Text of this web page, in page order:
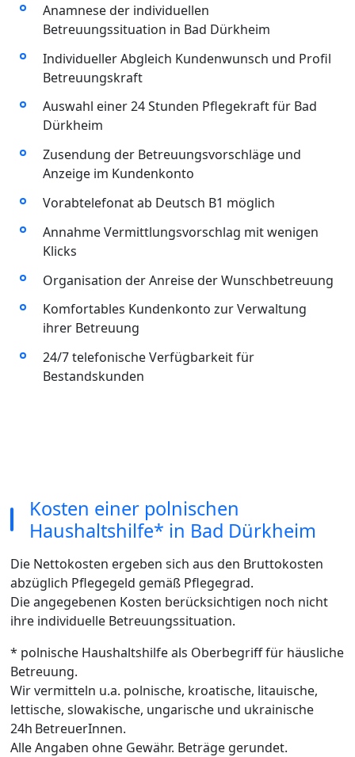
Anamnese der individuellen
Betreuungssituation in Bad Dürkheim
Individueller Abgleich Kundenwunsch und Profil
Betreuungskraft
Auswahl einer 24 Stunden Pflegekraft für Bad
Dürkheim
Zusendung der Betreuungsvorschläge und
Anzeige im Kundenkonto
Vorabtelefonat ab Deutsch B1 möglich
Annahme Vermittlungsvorschlag mit wenigen
Klicks
Organisation der Anreise der Wunschbetreuung
Komfortables Kundenkonto zur Verwaltung
ihrer Betreuung
24/7 telefonische Verfügbarkeit für
Bestandskunden
Kosten einer polnischen
Haushaltshilfe* in Bad Dürkheim
Die Nettokosten ergeben sich aus den Bruttokosten
abzüglich Pflegegeld gemäß Pflegegrad.
Die angegebenen Kosten berücksichtigen noch nicht
ihre individuelle Betreuungssituation.
* polnische Haushaltshilfe als Oberbegriff für häusliche
Betreuung.
Wir vermitteln u.a. polnische, kroatische, litauische,
lettische, slowakische, ungarische und ukrainische
24h BetreuerInnen.
Alle Angaben ohne Gewähr. Beträge gerundet.